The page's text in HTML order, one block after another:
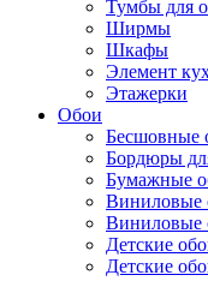
Тумбы для
Ширмы
Шкафы
Элемент
Этажерки
Обои
Бесшовные
Бордюры
Бумажные
Виниловые
Виниловые
Детские
Детские